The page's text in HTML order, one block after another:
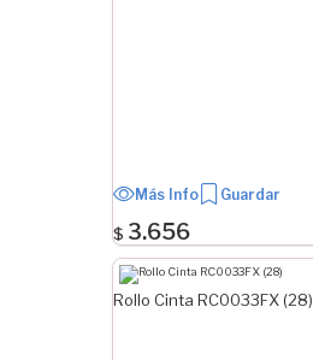
Más Info Guardar
$ 3.656
Rollo Cinta RC0033FX (28)